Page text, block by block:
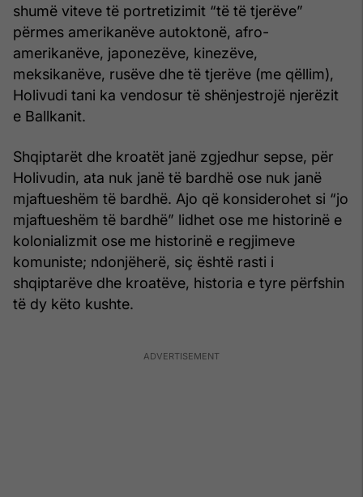
shumë viteve të portretizimit “të të tjerëve”
përmes amerikanëve autoktonë, afro-
amerikanëve, japonezëve, kinezëve,
meksikanëve, rusëve dhe të tjerëve (me qëllim),
Holivudi tani ka vendosur të shënjestrojë njerëzit
e Ballkanit.
Shqiptarët dhe kroatët janë zgjedhur sepse, për
Holivudin, ata nuk janë të bardhë ose nuk janë
mjaftueshëm të bardhë. Ajo që konsiderohet si “jo
mjaftueshëm të bardhë” lidhet ose me historinë e
kolonializmit ose me historinë e regjimeve
komuniste; ndonjëherë, siç është rasti i
shqiptarëve dhe kroatëve, historia e tyre përfshin
të dy këto kushte.